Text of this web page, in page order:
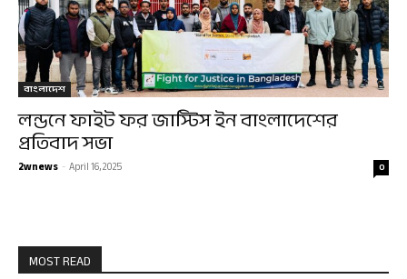
বাংলাদেশ
লন্ডনে ফাইট ফর জাস্টিস ইন বাংলাদেশের
প্রতিবাদ সভা
2wnews -April 16, 2025 0
MOST READ